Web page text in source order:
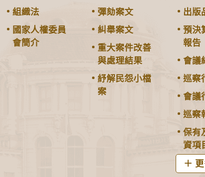
組織法
國家人權委員
會簡介
彈劾案文
糾舉案文
重大案件改善
與處理結果
紓解民怨小檔
案
出版
預決
報告
會議
巡察
會議
巡察
保有
資項